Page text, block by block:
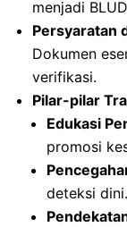
menjadi
Persyaratan
Dokumen
verifikasi.
Pilar-pilar
Edukasi
promosi
deteksi dini.